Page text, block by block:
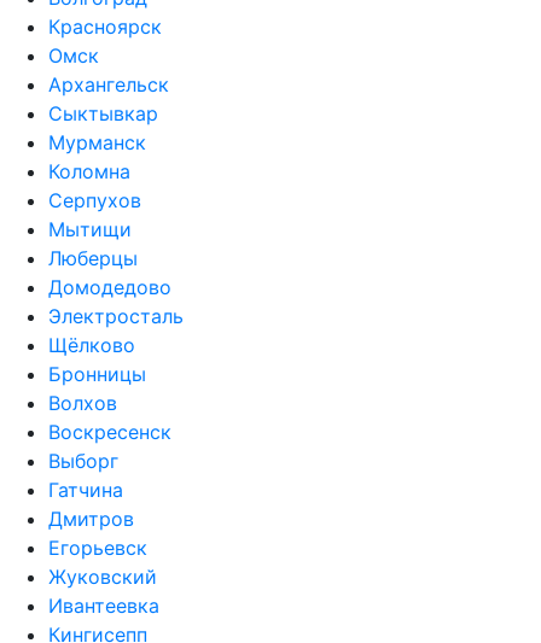
Красноярск
Омск
Архангельск
Сыктывкар
Мурманск
Коломна
Серпухов
Мытищи
Люберцы
Домодедово
Электросталь
Щёлково
Бронницы
Волхов
Воскресенск
Выборг
Гатчина
Дмитров
Егорьевск
Жуковский
Ивантеевка
Кингисепп